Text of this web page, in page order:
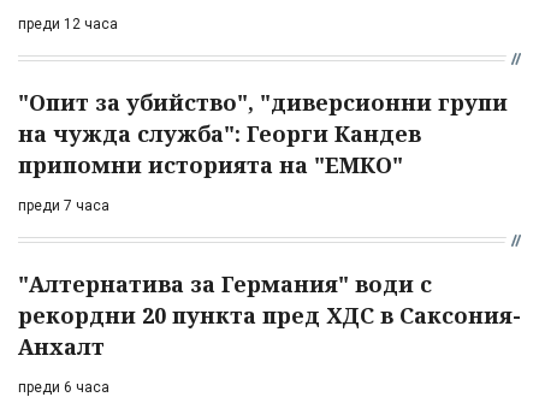
преди 12 часа
"Опит за убийство", "диверсионни групи
на чужда служба": Георги Кандев
припомни историята на "ЕМКО"
преди 7 часа
"Алтернатива за Германия" води с
рекордни 20 пункта пред ХДС в Саксония-
Анхалт
преди 6 часа